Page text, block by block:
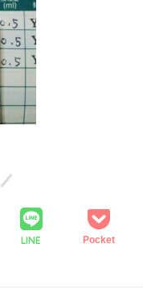
LINE Pocket